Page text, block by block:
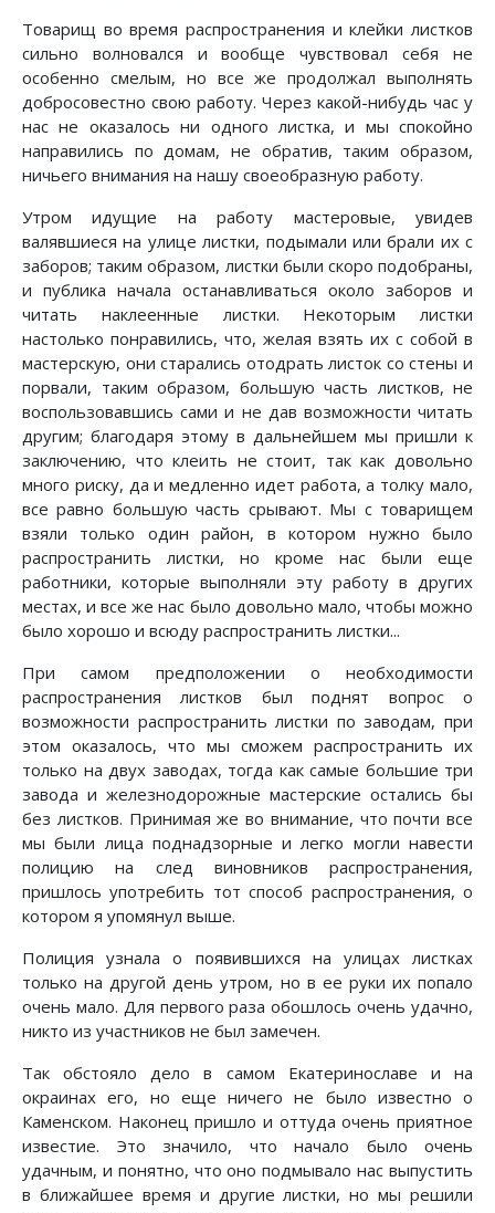
Товарищ во время распространения и клейки листков
сильно волновался и вообще чувствовал себя не
особенно смелым, но все же продолжал выполнять
добросовестно свою работу. Через какой-нибудь час у
нас не оказалось ни одного листка, и мы спокойно
направились по домам, не обратив, таким образом,
ничьего внимания на нашу своеобразную работу.
Утром идущие на работу мастеровые, увидев
валявшиеся на улице листки, подымали или брали их с
заборов; таким образом, листки были скоро подобраны,
и публика начала останавливаться около заборов и
читать наклеенные листки. Некоторым листки
настолько понравились, что, желая взять их с собой в
мастерскую, они старались отодрать листок со стены и
порвали, таким образом, большую часть листков, не
воспользовавшись сами и не дав возможности читать
другим; благодаря этому в дальнейшем мы пришли к
заключению, что клеить не стоит, так как довольно
много риску, да и медленно идет работа, а толку мало,
все равно большую часть срывают. Мы с товарищем
взяли только один район, в котором нужно было
распространить листки, но кроме нас были еще
работники, которые выполняли эту работу в других
местах, и все же нас было довольно мало, чтобы можно
было хорошо и всюду распространить листки...
При самом предположении о необходимости
распространения листков был поднят вопрос о
возможности распространить листки по заводам, при
этом оказалось, что мы сможем распространить их
только на двух заводах, тогда как самые большие три
завода и железнодорожные мастерские остались бы
без листков. Принимая же во внимание, что почти все
мы были лица поднадзорные и легко могли навести
полицию на след виновников распространения,
пришлось употребить тот способ распространения, о
котором я упомянул выше.
Полиция узнала о появившихся на улицах листках
только на другой день утром, но в ее руки их попало
очень мало. Для первого раза обошлось очень удачно,
никто из участников не был замечен.
Так обстояло дело в самом Екатеринославе и на
окраинах его, но еще ничего не было известно о
Каменском. Наконец пришло и оттуда очень приятное
известие. Это значило, что начало было очень
удачным, и понятно, что оно подмывало нас выпустить
в ближайшее время и другие листки, но мы решили